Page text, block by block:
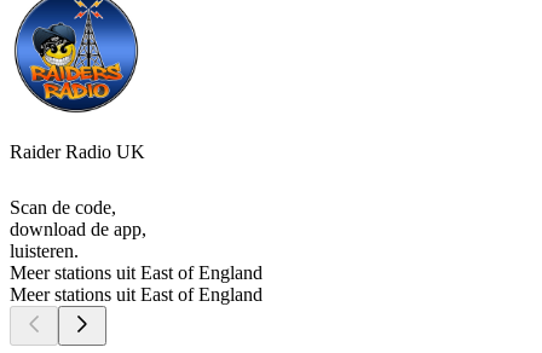
Raider Radio UK
Scan de code,
download de app,
luisteren.
Meer stations uit East of England
Meer stations uit East of England